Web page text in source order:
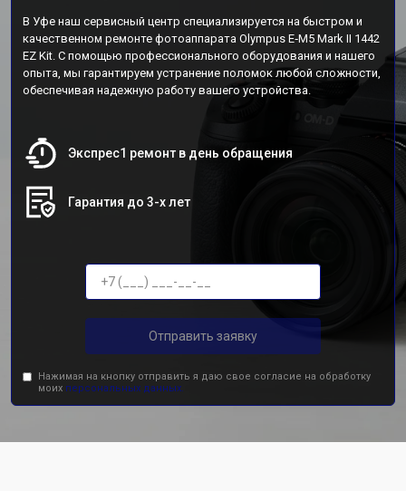
В Уфе наш сервисный центр специализируется на быстром и
качественном ремонте фотоаппарата Olympus E‑M5 Mark II 1442
EZ Kit. С помощью профессионального оборудования и нашего
опыта, мы гарантируем устранение поломок любой сложности,
обеспечивая надежную работу вашего устройства.
Экспрес1 ремонт в день обращения
Гарантия до 3-х лет
Отправить заявку
Нажимая на кнопку отправить я даю свое согласие на обработку
моих персональных данных.